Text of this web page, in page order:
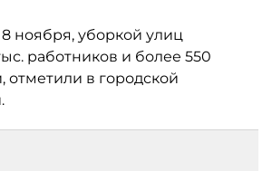
ноября, уборкой улиц
работников и более 550
отметили в городской